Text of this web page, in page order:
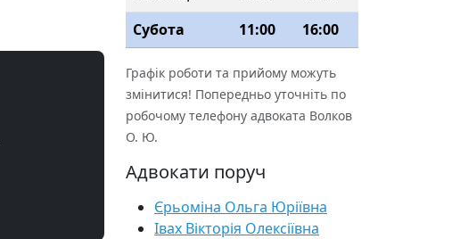
Субота
11:00 16:00
Графік роботи та прийому можуть
змінитися! Попередньо уточніть по
робочому телефону адвоката Волков
О. Ю.
Адвокати поруч
Єрьоміна Ольга Юріївна
Івах Вікторія Олексіївна